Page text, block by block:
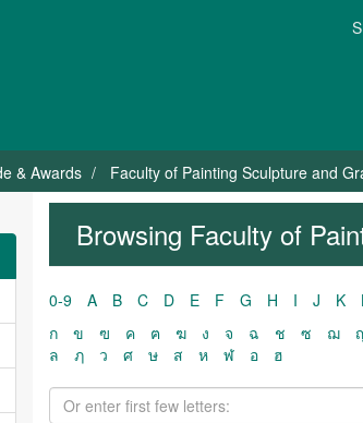
& Awards Faculty of Painting Sculpture and
Browsing Faculty of
0-9 A B C D E F G H I J K
ก
ข ฃ ค ฅ ฆ ง จ ฉ ช ซ ฌ
ล
ฦ ว ศ ษ ส ห ฬ อ ฮ